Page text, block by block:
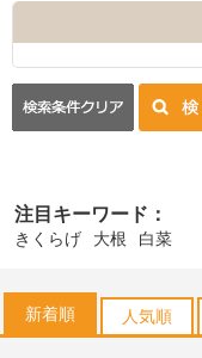
注目キーワード：
きくらげ 大根 白菜
新着順 人気順